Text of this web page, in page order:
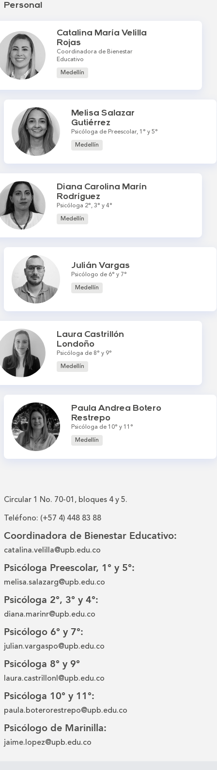
Personal
Catalina María Velilla
Rojas
Coordinadora de Bienestar
Educativo
Medellín
Melisa Salazar
Gutiérrez
Psicóloga de Preescolar, 1° y 5°
Medellín
Diana Carolina Marín
Rodríguez
Psicóloga 2°, 3° y 4°
Medellín
Julián Vargas
Psicólogo de 6° y 7°
Medellín
Laura Castrillón
Londoño
Psicóloga de 8° y 9°
Medellín
Paula Andrea Botero
Restrepo
Psicóloga de 10° y 11°
Medellín
Circular 1 No. 70-01, bloques 4 y 5.
Teléfono: (+57 4) 448 83 88
Coordinadora de Bienestar Educativo:
catalina.velilla@upb.edu.co
Psicóloga Preescolar, 1° y 5°:
melisa.salazarg@upb.edu.co
Psicóloga 2°, 3° y 4°:
diana.marinr@upb.edu.co
Psicólogo 6° y 7°:
julian.vargaspo@upb.edu.co
Psicóloga 8° y 9°
laura.castrillonl@upb.edu.co
Psicóloga 10° y 11°:
paula.boterorestrepo@upb.edu.co
Psicólogo de Marinilla:
jaime.lopez@upb.edu.co